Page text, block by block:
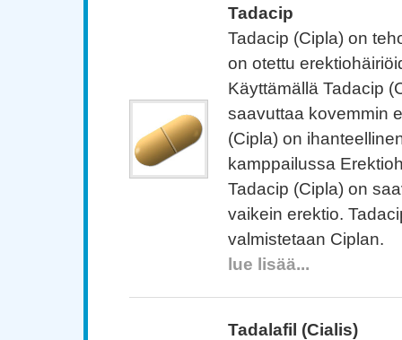
Tadacip
Tadacip (Cipla) on
on otettu
Käyttämällä Tadacip
saavuttaa kovemmin
(Cipla) on
kamppailussa
Tadacip (Cipla) on
vaikein erektio.
valmistetaan Ciplan.
lue lisää...
Tadalafil (Cialis)